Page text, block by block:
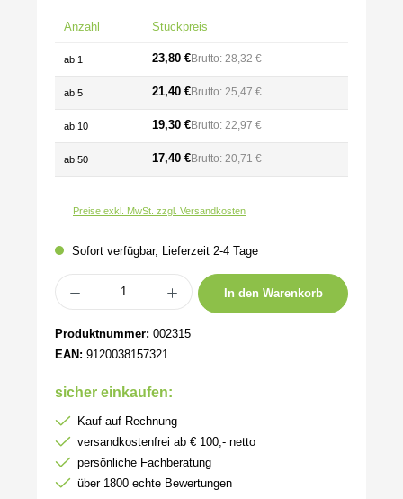
Anzahl Stückpreis
ab 1 23,80 €Brutto: 28,32 €
ab 5 21,40 €Brutto: 25,47 €
ab 10 19,30 €Brutto: 22,97 €
ab 50 17,40 €Brutto: 20,71 €
Preise exkl. MwSt. zzgl. Versandkosten
Sofort verfügbar, Lieferzeit 2-4 Tage
Produkt Anzahl: Gib den gewünschten Wert ein oder benutze die Schaltflächen
In den Warenkorb
Produktnummer: 002315
EAN: 9120038157321
sicher einkaufen:
Kauf auf Rechnung
versandkostenfrei ab € 100,- netto
persönliche Fachberatung
über 1800 echte Bewertungen